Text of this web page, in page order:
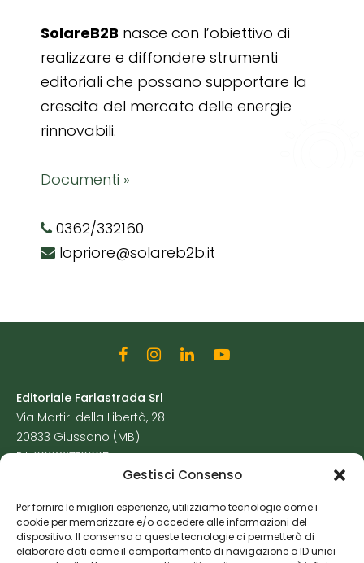
Gestisci Consenso
Per fornire le migliori esperienze, utilizziamo tecnologie come i
cookie per memorizzare e/o accedere alle informazioni del
dispositivo. Il consenso a queste tecnologie ci permetterà di
elaborare dati come il comportamento di navigazione o ID unici
SolareB2B nasce con l’obiettivo di
realizzare e diffondere strumenti
editoriali che possano supportare la
crescita del mercato delle energie
rinnovabili.
Documenti »
0362/332160
lopriore@solareb2b.it
Editoriale Farlastrada Srl
Via Martiri della Libertà, 28
20833 Giussano (MB)
P.I. 06982770965
Cookie Policy
Risorse Aggiuntive